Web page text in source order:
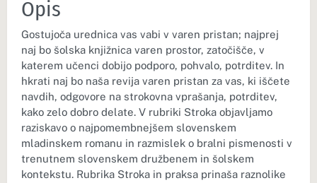
Opis
Gostujoča urednica vas vabi v varen pristan; najprej
naj bo šolska knjižnica varen prostor, zatočišče, v
katerem učenci dobijo podporo, pohvalo, potrditev. In
hkrati naj bo naša revija varen pristan za vas, ki iščete
navdih, odgovore na strokovna vprašanja, potrditev,
kako zelo dobro delate. V rubriki Stroka objavljamo
raziskavo o najpomembnejšem slovenskem
mladinskem romanu in razmislek o bralni pismenosti v
trenutnem slovenskem družbenem in šolskem
kontekstu. Rubrika Stroka in praksa prinaša raznolike